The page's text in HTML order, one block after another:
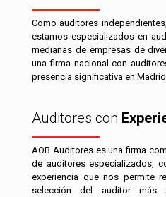
Como auditores
estamos especializados en
medianas de empresas de
una firma nacional con
presencia significativa en Madrid
Auditores con
AOB Auditores es una firma
de auditores especializados,
experiencia que nos permite
selección del auditor